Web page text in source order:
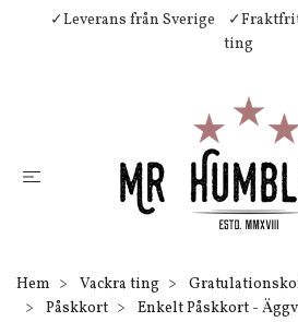
✓Leverans från Sverige
ting
Hem Vackra ting
Påskkort
Enkelt Påskkort -